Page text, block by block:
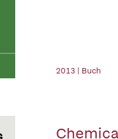
2013 | Buch